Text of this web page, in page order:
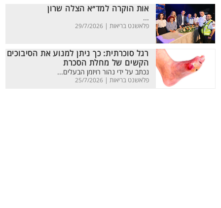
אות הוקרה למד״א הצלה שרון
...
פלאשנט בריאות | 29/7/2026
רגל סוכרתית: כך ניתן למנוע את הסיבוכים
הקשים של מחלת הסכרת
נכתב על ידי נהור רויזמן הבעלים...
פלאשנט בריאות | 25/7/2026